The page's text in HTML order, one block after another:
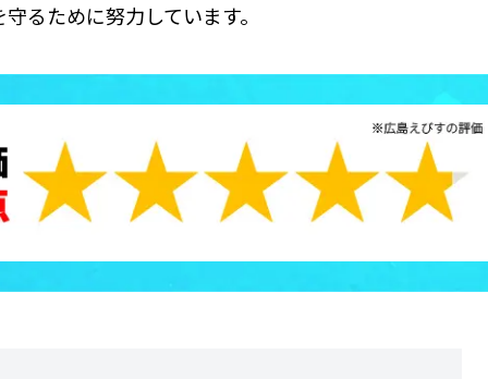
るために努力しています。